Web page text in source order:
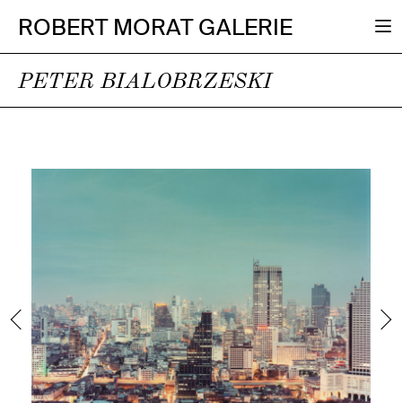
ROBERT MORAT GALERIE
PETER BIALOBRZESKI